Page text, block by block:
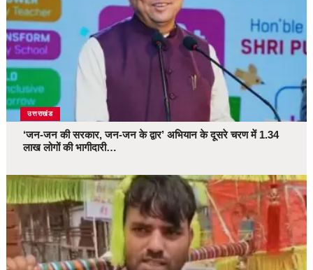
उत्तराखंड
‘जन-जन की सरकार, जन-जन के द्वार’ अभियान के दूसरे चरण में 1.34
लाख लोगों की भागीदारी…